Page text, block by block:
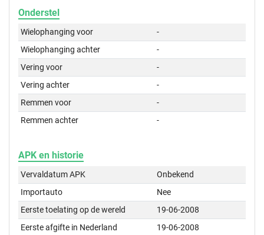
Onderstel
Wielophanging voor
-
Wielophanging achter
-
Vering voor
-
Vering achter
-
Remmen voor
-
Remmen achter
-
APK en historie
Vervaldatum APK
Onbekend
Importauto
Nee
Eerste toelating op de wereld
19-06-2008
Eerste afgifte in Nederland
19-06-2008